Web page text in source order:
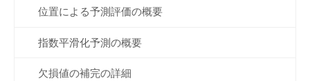
位置による予測評価の概要
指数平滑化予測の概要
欠損値の補完の詳細